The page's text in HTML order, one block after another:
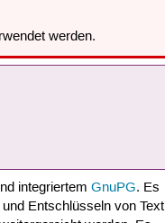
werden.
integriertem GnuPG. Es
Entschlüsseln von Text